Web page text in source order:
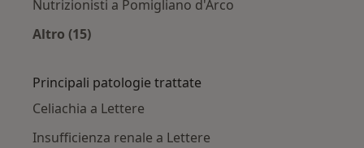
Nutrizionisti a Pomigliano d'Arco
Altro (15)
Principali patologie trattate
Celiachia a Lettere
Insufficienza renale a Lettere